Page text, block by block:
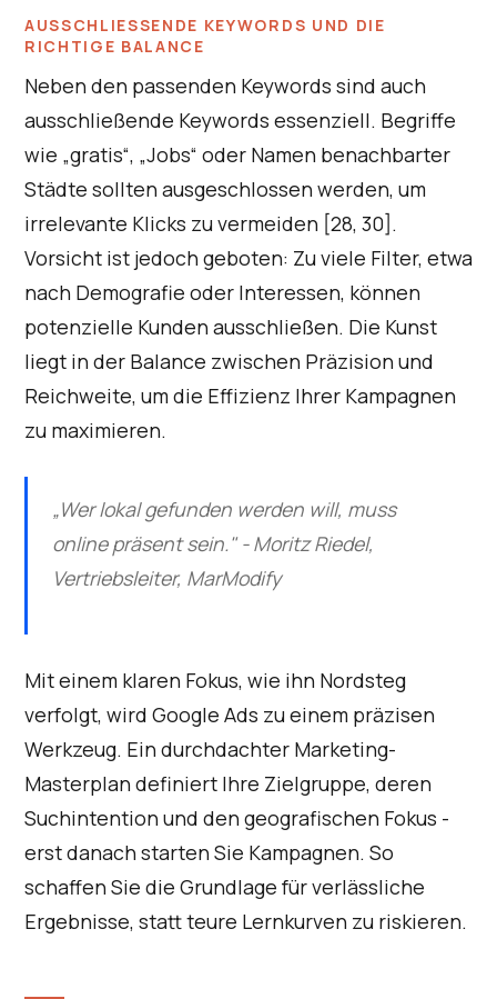
AUSSCHLIESSENDE KEYWORDS UND DIE R
ICHTIGE BALANCE
Neben den passenden Keywords sind auch
ausschließende Keywords essenziell. Begriffe
wie „gratis“, „Jobs“ oder Namen benachbarter
Städte sollten ausgeschlossen werden, um
irrelevante Klicks zu vermeiden [28, 30].
Vorsicht ist jedoch geboten: Zu viele Filter, etwa
nach Demografie oder Interessen, können
potenzielle Kunden ausschließen. Die Kunst
liegt in der Balance zwischen Präzision und
Reichweite, um die Effizienz Ihrer Kampagnen
zu maximieren.
„Wer lokal gefunden werden will, muss
online präsent sein." - Moritz Riedel,
Vertriebsleiter, MarModify
Mit einem klaren Fokus, wie ihn Nordsteg
verfolgt, wird Google Ads zu einem präzisen
Werkzeug. Ein durchdachter Marketing-
Masterplan definiert Ihre Zielgruppe, deren
Suchintention und den geografischen Fokus -
erst danach starten Sie Kampagnen. So
schaffen Sie die Grundlage für verlässliche
Ergebnisse, statt teure Lernkurven zu riskieren.